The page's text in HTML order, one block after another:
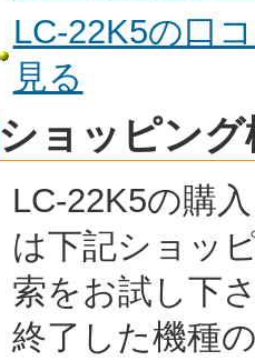
LC-22K5の口
見る
ショッピング
LC-22K5の購
は下記ショッ
索をお試し下
終了した機種